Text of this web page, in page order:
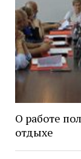
О работе
отдыхе